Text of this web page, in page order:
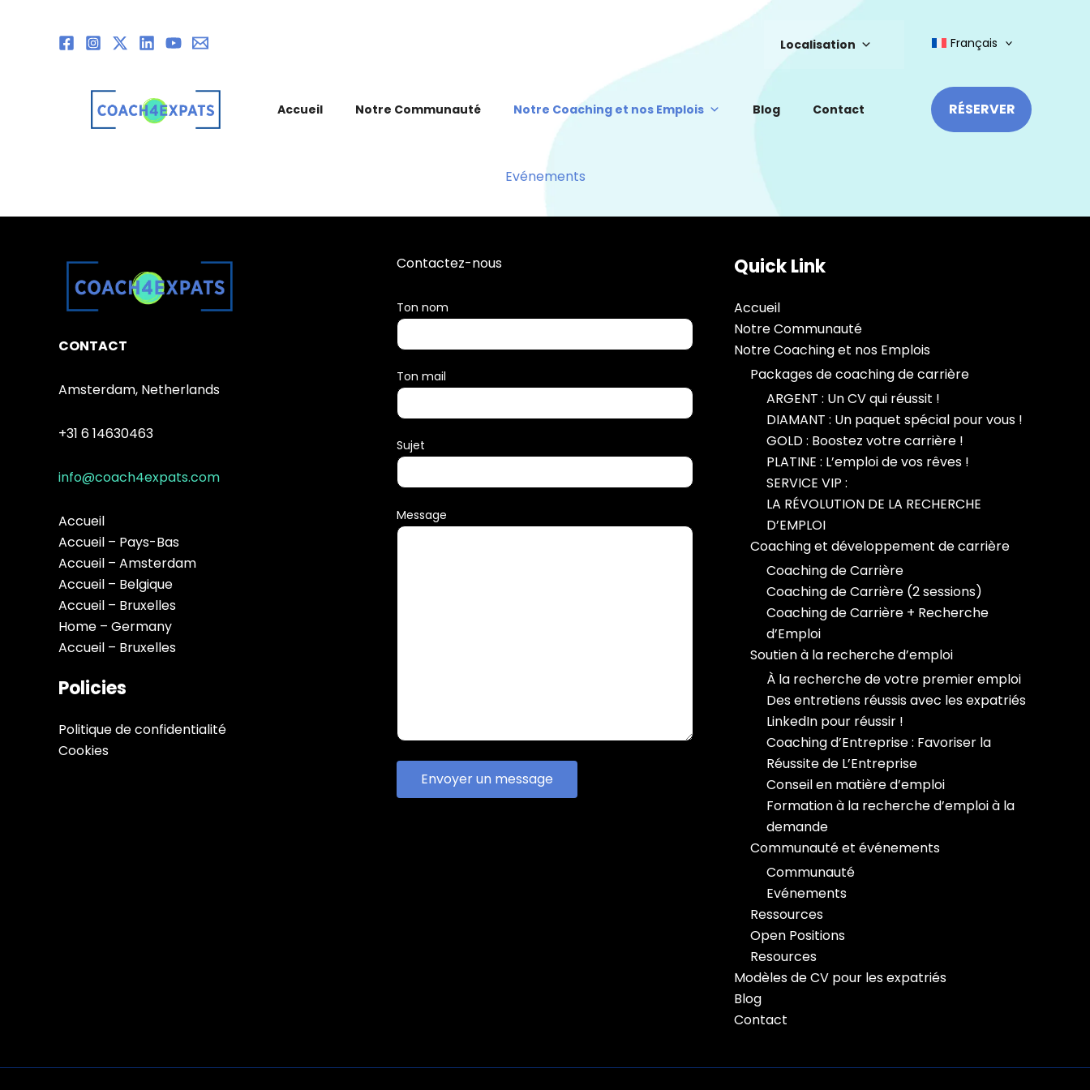
Localisation Français
Accueil Notre Communauté Notre Coaching et nos Emplois Blog Contact RÉSERVER
Evénements
CONTACT
Amsterdam, Netherlands
+31 6 14630463
info@coach4expats.com
Accueil
Accueil – Pays-Bas
Accueil – Amsterdam
Accueil – Belgique
Accueil – Bruxelles
Home – Germany
Accueil – Bruxelles
Policies
Politique de confidentialité
Cookies
Contactez-nous
Ton nom
Ton mail
Sujet
Message
Quick Link
Accueil
Notre Communauté
Notre Coaching et nos Emplois
Packages de coaching de carrière
ARGENT : Un CV qui réussit !
DIAMANT : Un paquet spécial pour vous !
GOLD : Boostez votre carrière !
PLATINE : L’emploi de vos rêves !
SERVICE VIP :
LA RÉVOLUTION DE LA RECHERCHE
D’EMPLOI
Coaching et développement de carrière
Coaching de Carrière
Coaching de Carrière (2 sessions)
Coaching de Carrière + Recherche
d’Emploi
Soutien à la recherche d’emploi
À la recherche de votre premier emploi
Des entretiens réussis avec les expatriés
LinkedIn pour réussir !
Coaching d’Entreprise : Favoriser la
Réussite de L’Entreprise
Conseil en matière d’emploi
Formation à la recherche d’emploi à la
demande
Communauté et événements
Communauté
Evénements
Ressources
Open Positions
Resources
Modèles de CV pour les expatriés
Blog
Contact